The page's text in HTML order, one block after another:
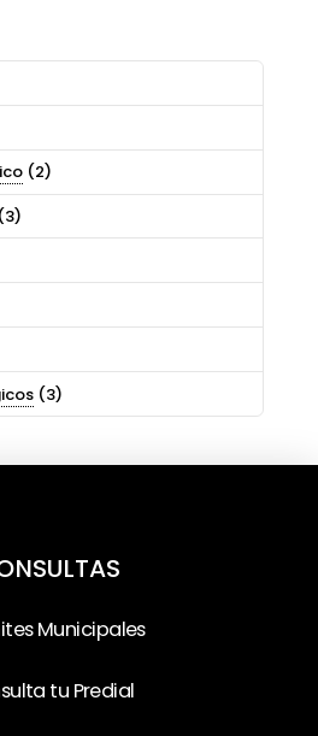
(2)
(3)
Municipales
tu Predial